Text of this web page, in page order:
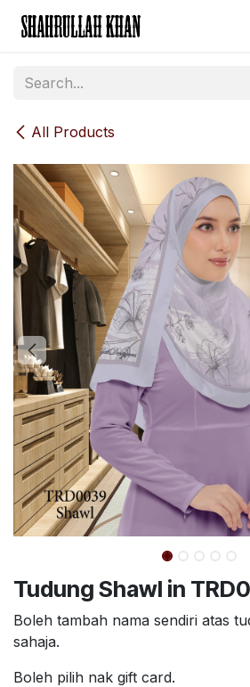
All Products
Tudung Shawl in
Boleh tambah nama sendiri atas
sahaja.
Boleh pilih nak gift card.